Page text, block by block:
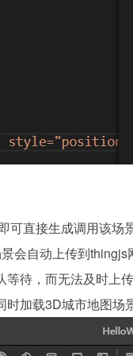
直接生成调用该场
会自动上传到
待，而无法及时上
加载3D城市地图场